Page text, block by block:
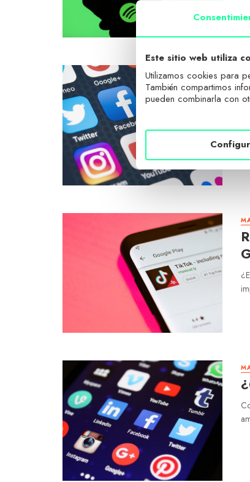
Este sitio web utiliza
Utilizamos cookies para
También compartimos
pueden combinarla con